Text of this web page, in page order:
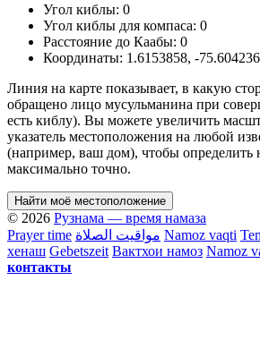
Угол киблы: 0
Угол киблы для компаса: 0
Расстояние до Каабы: 0
Координаты: 1.6153858, -
Линия на карте показывает, в какую
обращено лицо мусульманина при
есть киблу). Вы можете увеличить
указатель местоположения на любой
(например, ваш дом), чтобы определить
максимально точно.
Найти моё местоположение
© 2026 Рузнама — время намаза
Prayer time مواقيت الصلاة Namoz vaqti
хенаш Gebetszeit Вактхои намоз Namoz
контакты